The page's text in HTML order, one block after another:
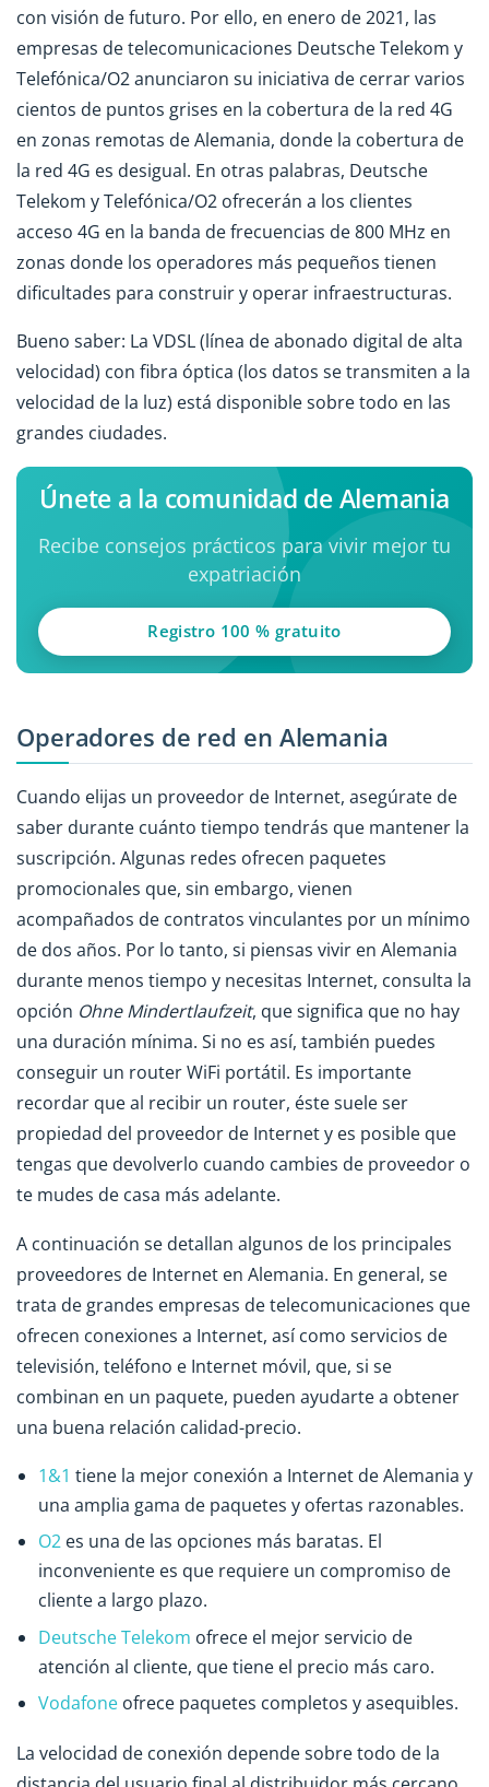
con visión de futuro. Por ello, en enero de 2021, las
empresas de telecomunicaciones Deutsche Telekom y
Telefónica/O2 anunciaron su iniciativa de cerrar varios
cientos de puntos grises en la cobertura de la red 4G
en zonas remotas de Alemania, donde la cobertura de
la red 4G es desigual. En otras palabras, Deutsche
Telekom y Telefónica/O2 ofrecerán a los clientes
acceso 4G en la banda de frecuencias de 800 MHz en
zonas donde los operadores más pequeños tienen
dificultades para construir y operar infraestructuras.
Bueno saber: La VDSL (línea de abonado digital de alta
velocidad) con fibra óptica (los datos se transmiten a la
velocidad de la luz) está disponible sobre todo en las
grandes ciudades.
Únete a la comunidad de Alemania
Recibe consejos prácticos para vivir mejor tu
expatriación
Registro 100 % gratuito
Operadores de red en Alemania
Cuando elijas un proveedor de Internet, asegúrate de
saber durante cuánto tiempo tendrás que mantener la
suscripción. Algunas redes ofrecen paquetes
promocionales que, sin embargo, vienen
acompañados de contratos vinculantes por un mínimo
de dos años. Por lo tanto, si piensas vivir en Alemania
durante menos tiempo y necesitas Internet, consulta la
opción Ohne Mindertlaufzeit, que significa que no hay
una duración mínima. Si no es así, también puedes
conseguir un router WiFi portátil. Es importante
recordar que al recibir un router, éste suele ser
propiedad del proveedor de Internet y es posible que
tengas que devolverlo cuando cambies de proveedor o
te mudes de casa más adelante.
A continuación se detallan algunos de los principales
proveedores de Internet en Alemania. En general, se
trata de grandes empresas de telecomunicaciones que
ofrecen conexiones a Internet, así como servicios de
televisión, teléfono e Internet móvil, que, si se
combinan en un paquete, pueden ayudarte a obtener
una buena relación calidad-precio.
1&1 tiene la mejor conexión a Internet de Alemania y
una amplia gama de paquetes y ofertas razonables.
O2 es una de las opciones más baratas. El
inconveniente es que requiere un compromiso de
cliente a largo plazo.
Deutsche Telekom ofrece el mejor servicio de
atención al cliente, que tiene el precio más caro.
Vodafone ofrece paquetes completos y asequibles.
La velocidad de conexión depende sobre todo de la